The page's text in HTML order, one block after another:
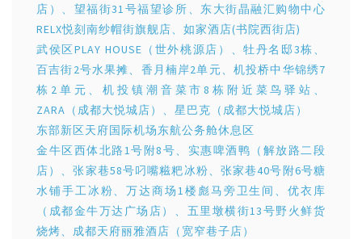
店）、望福街31号福望诊所、东大街晶融汇购物中心
RELX悦刻南纱帽街旗舰店、如家酒店(书院西街店)
武侯区PLAY HOUSE（世外桃源店）、牡丹名邸3栋、
百吉街2号水果摊、香月楠岸2单元、机投桥中华锦绣7
栋2单元、机投镇潮音菜市8栋附近菜鸟驿站、
ZARA（成都大悦城店）、星巴克（成都大悦城店）
东部新区天府国际机场东航公务舱休息区
金牛区西体北路1号附8号、实惠啤酒鸭（解放路二段
店）、张家巷58号叼嘴糍粑冰粉、张家巷40号附6号糖
水铺手工冰粉、万达商场1楼彪马旁卫生间、优衣库
（成都金牛万达广场店）、五里墩横街13号野火鲜货
烧烤、成都天府丽雅酒店（宽窄巷子店）